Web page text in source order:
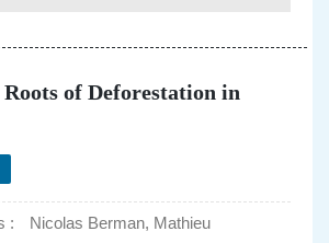
of Deforestation in
:
Nicolas Berman, Mathieu